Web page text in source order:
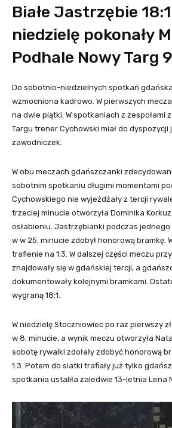
Białe Jastrzębie
niedzielę pokonały
Podhale Nowy Targ
Do sobotnio-niedzielnych spotkań
wzmocniona kadrowo. W pierwszych
na dwie piątki. W spotkaniach z zespołami
Targu trener Cychowski miał do dyspozycji
zawodniczek.
W obu meczach gdańszczanki
sobotnim spotkaniu długimi momentami
Cychowskiego nie wyjeżdżały z tercji
trzeciej minucie otworzyła Dominika
osłabieniu. Jastrzębianki podczas
w w 25. minucie zdobył honorową bramkę.
trafienie na 1:3. W dalszej części meczu
znajdowały się w gdańskiej tercji, a
dokumentowały kolejnymi bramkami.
wygraną 18:1.
W niedzielę Stoczniowiec po raz pierwszy
w 8. minucie, a wynik meczu otworzyła
sobotę rywalki zdołały zdobyć honorową
1:3. Potem do siatki trafiały już tylko
spotkania ustaliła zaledwie 13-letnia Lena